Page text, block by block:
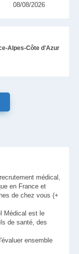
Alpes-Côte d'Azur
08/08/2026
médical,
en France et
de chez vous (+
Médical est le
de santé, des
ensemble